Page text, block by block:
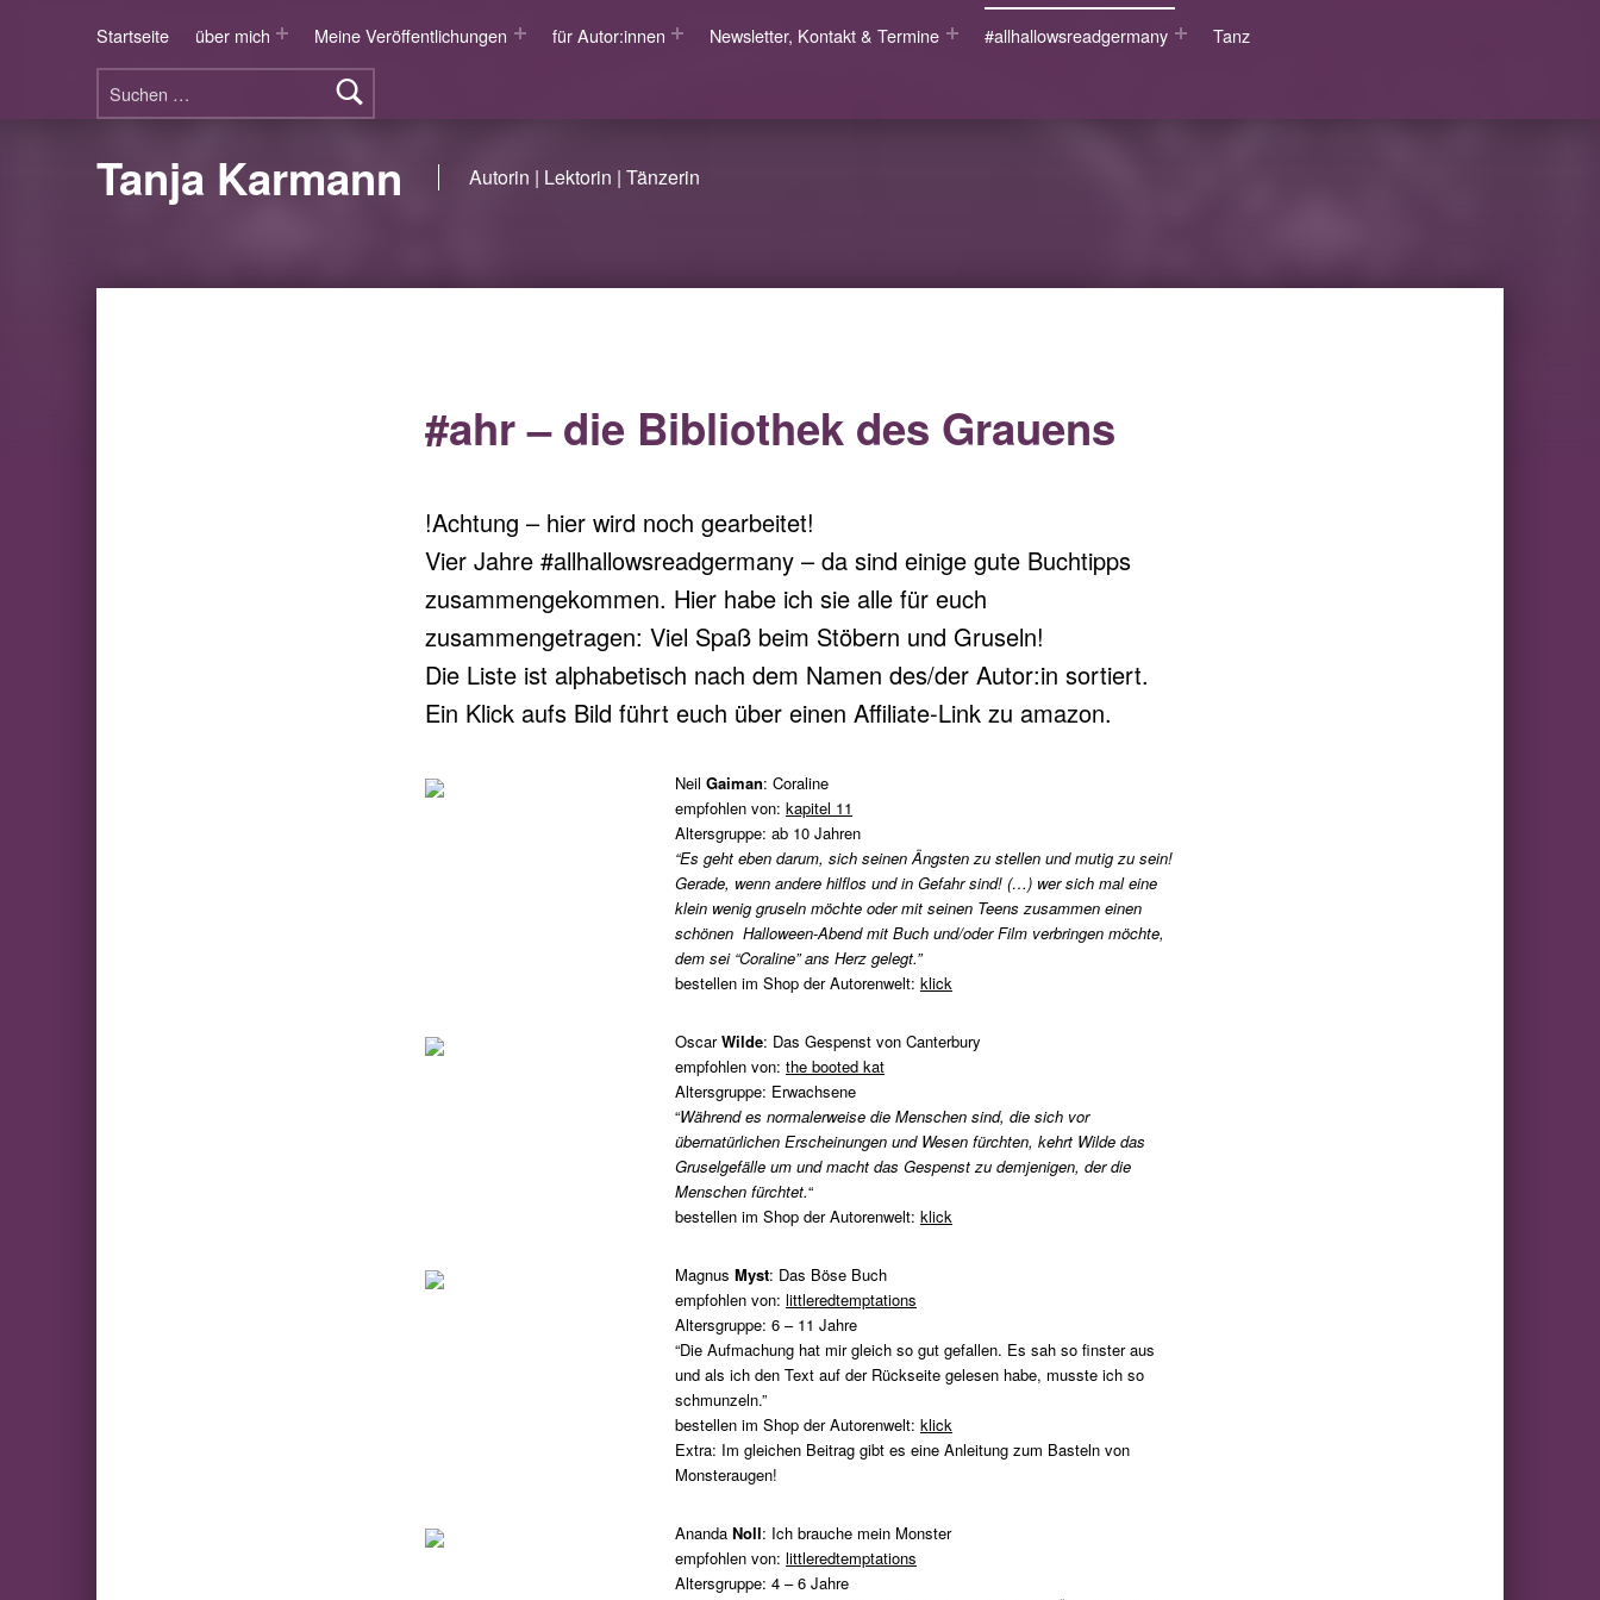
Suchen nach:
Startseite über mich Meine Veröffentlichungen für Autor:innen Newsletter, Kontakt & Termine #allhallowsreadgermany Tanz
Tanja Karmann Autorin | Lektorin | Tänzerin
#ahr – die Bibliothek des Grauens
!Achtung – hier wird noch gearbeitet!
Vier Jahre #allhallowsreadgermany – da sind einige gute Buchtipps
zusammengekommen. Hier habe ich sie alle für euch
zusammengetragen: Viel Spaß beim Stöbern und Gruseln!
Die Liste ist alphabetisch nach dem Namen des/der Autor:in sortiert.
Ein Klick aufs Bild führt euch über einen Affiliate-Link zu amazon.
Neil Gaiman: Coraline
empfohlen von: kapitel 11
Altersgruppe: ab 10 Jahren
“Es geht eben darum, sich seinen Ängsten zu stellen und mutig zu sein!
Gerade, wenn andere hilflos und in Gefahr sind! (…) wer sich mal eine
klein wenig gruseln möchte oder mit seinen Teens zusammen einen
schönen Halloween-Abend mit Buch und/oder Film verbringen möchte,
dem sei “Coraline” ans Herz gelegt.”
bestellen im Shop der Autorenwelt: klick
OscarWilde: Das Gespenst von Canterbury
empfohlen von: the booted kat
Altersgruppe: Erwachsene
“Während es normalerweise die Menschen sind, die sich vor
übernatürlichen Erscheinungen und Wesen fürchten, kehrt Wilde das
Gruselgefälle um und macht das Gespenst zu demjenigen, der die
Menschen fürchtet.“
bestellen im Shop der Autorenwelt: klick
Magnus Myst: Das Böse Buch
empfohlen von: littleredtemptations
Altersgruppe: 6 – 11 Jahre
“Die Aufmachung hat mir gleich so gut gefallen. Es sah so finster aus
und als ich den Text auf der Rückseite gelesen habe, musste ich so
schmunzeln.”
bestellen im Shop der Autorenwelt: klick
Extra: Im gleichen Beitrag gibt es eine Anleitung zum Basteln von
Monsteraugen!
Ananda Noll: Ich brauche mein Monster
empfohlen von: littleredtemptations
Altersgruppe: 4 – 6 Jahre